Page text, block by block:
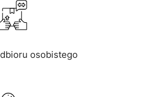
osobistego